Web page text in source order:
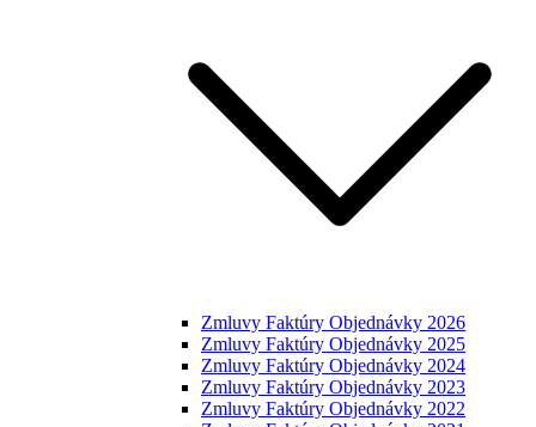
Zmluvy Faktúry Objednávky 2026
Zmluvy Faktúry Objednávky 2025
Zmluvy Faktúry Objednávky 2024
Zmluvy Faktúry Objednávky 2023
Zmluvy Faktúry Objednávky 2022